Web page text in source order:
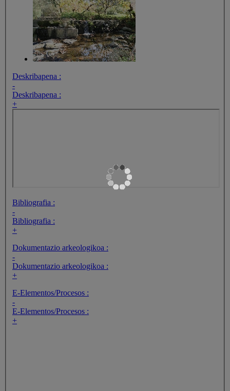
Deskribapena :
-
Deskribapena :
+
Bibliografia :
-
Bibliografia :
+
Dokumentazio arkeologikoa :
-
Dokumentazio arkeologikoa :
+
E-Elementos/Procesos :
-
E-Elementos/Procesos :
+